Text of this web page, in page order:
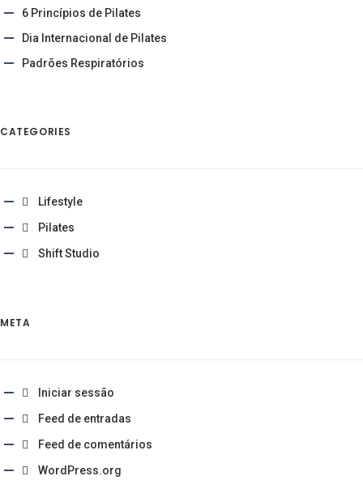
6 Princípios de Pilates
Dia Internacional de Pilates
Padrões Respiratórios
CATEGORIES
Lifestyle
Pilates
Shift Studio
META
Iniciar sessão
Feed de entradas
Feed de comentários
WordPress.org